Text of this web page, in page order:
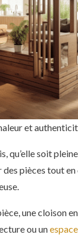
et
qu’elle soit
pièces tout
une cloison
ou un